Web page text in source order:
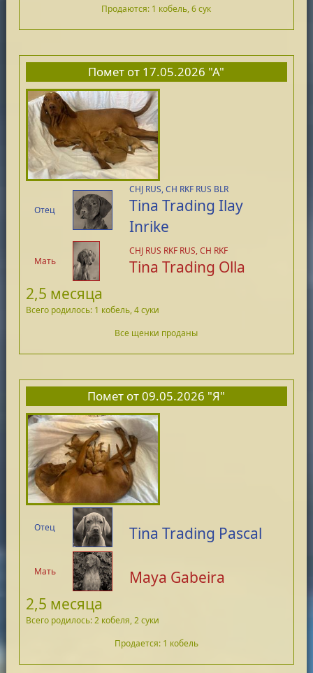
Продаются: 1 кобель, 6 сук
Помет от 17.05.2026 "А"
Отец
CHJ RUS, CH RKF RUS BLR
Tina Trading Ilay
Inrike
Мать
CHJ RUS RKF RUS, CH RKF
Tina Trading Olla
2,5 месяца
Всего родилось: 1 кобель, 4 суки
Все щенки проданы
Помет от 09.05.2026 "Я"
Отец Tina Trading Pascal
Мать
Maya Gabeira
2,5 месяца
Всего родилось: 2 кобеля, 2 суки
Продается: 1 кобель